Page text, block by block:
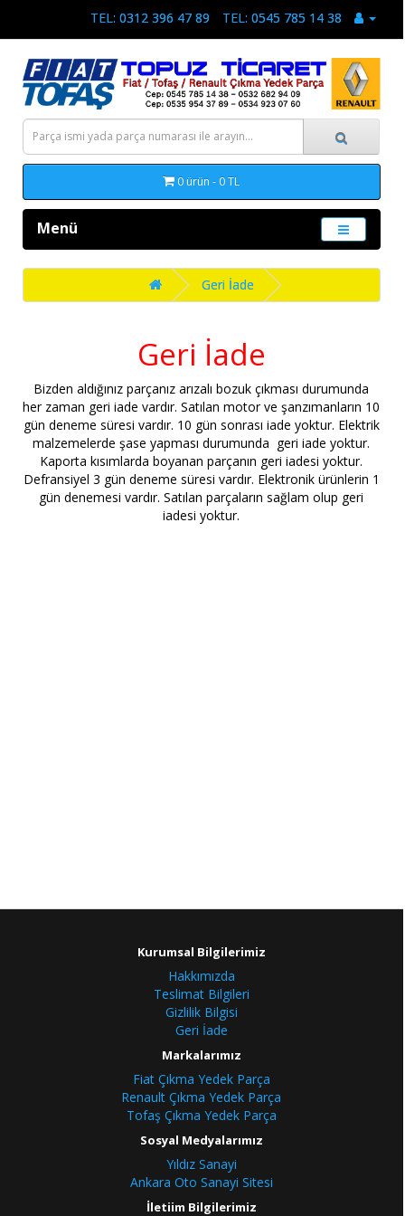
TEL: 0312 396 47 89 TEL: 0545 785 14 38
0 ürün - 0 TL
Menü
Geri İade
Geri İade
Bizden aldığınız parçanız arızalı bozuk çıkması durumunda
her zaman geri iade vardır. Satılan motor ve şanzımanların 10
gün deneme süresi vardır. 10 gün sonrası iade yoktur. Elektrik
malzemelerde şase yapması durumunda geri iade yoktur.
Kaporta kısımlarda boyanan parçanın geri iadesi yoktur.
Defransiyel 3 gün deneme süresi vardır. Elektronik ürünlerin 1
gün denemesi vardır. Satılan parçaların sağlam olup geri
iadesi yoktur.
Kurumsal Bilgilerimiz
Hakkımızda
Teslimat Bilgileri
Gizlilik Bilgisi
Geri İade
Markalarımız
Fiat Çıkma Yedek Parça
Renault Çıkma Yedek Parça
Tofaş Çıkma Yedek Parça
Sosyal Medyalarımız
Yıldız Sanayi
Ankara Oto Sanayi Sitesi
İletiim Bilgilerimiz